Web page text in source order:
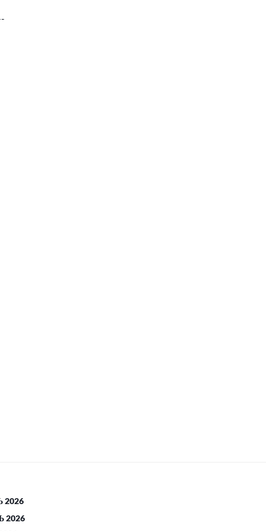
2026